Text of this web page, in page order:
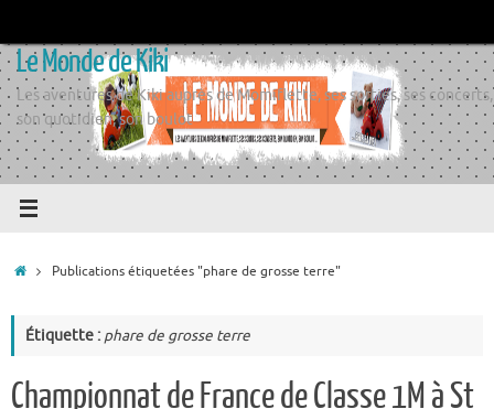
contenu
Le Monde de Kiki
Les aventures de Kiki auprès de Momiflette, ses sorties, ses concerts,
son quotidien, son boulot
AccueilPublications étiquetées "phare de grosse terre"
Étiquette : phare de grosse terre
Championnat de France de Classe 1M à St